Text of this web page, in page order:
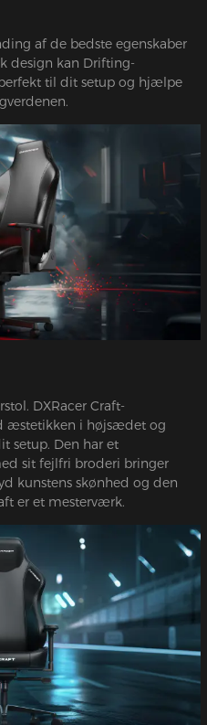
af de bedste egenskaber
design kan Drifting-
til dit setup og hjælpe
DXRacer Craft-
æstetikken i højsædet og
setup. Den har et
sit fejlfri broderi bringer
kunstens skønhed og den
er et mesterværk.